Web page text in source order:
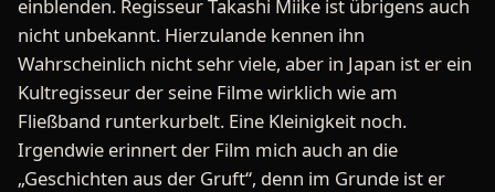
einblenden. Regisseur Takashi Miike ist übrigens auch
nicht unbekannt. Hierzulande kennen ihn
Wahrscheinlich nicht sehr viele, aber in Japan ist er ein
Kultregisseur der seine Filme wirklich wie am
Fließband runterkurbelt. Eine Kleinigkeit noch.
Irgendwie erinnert der Film mich auch an die
„Geschichten aus der Gruft“, denn im Grunde ist er